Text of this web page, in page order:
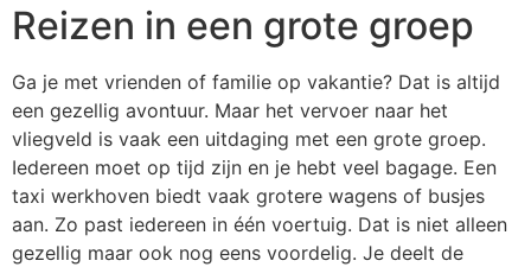
Reizen in een grote groep
Ga je met vrienden of familie op vakantie? Dat is altijd
een gezellig avontuur. Maar het vervoer naar het
vliegveld is vaak een uitdaging met een grote groep.
Iedereen moet op tijd zijn en je hebt veel bagage. Een
taxi werkhoven biedt vaak grotere wagens of busjes
aan. Zo past iedereen in één voertuig. Dat is niet alleen
gezellig maar ook nog eens voordelig. Je deelt de